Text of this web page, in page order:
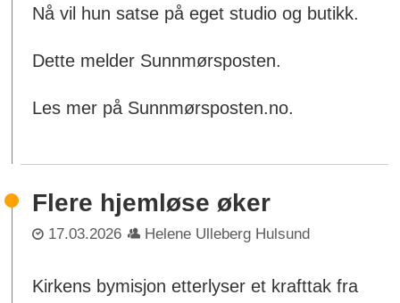
Nå vil hun satse på eget studio og butikk.
Dette melder Sunnmørsposten.
Les mer på Sunnmørsposten.no.
Flere hjemløse øker
17.03.2026 Helene Ulleberg Hulsund
Kirkens bymisjon etterlyser et krafttak fra